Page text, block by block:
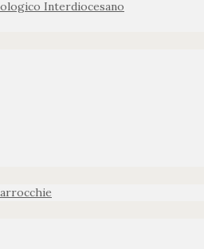
Interdiocesano